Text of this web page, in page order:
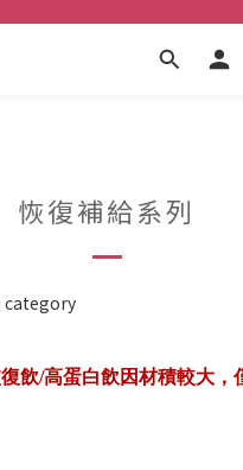
恢復補給系列
category
飲/高蛋白飲因材積較大，